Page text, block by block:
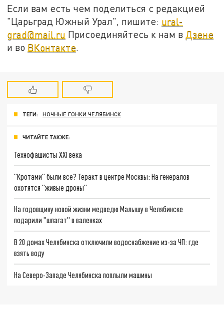
Если вам есть чем поделиться с редакцией
"Царьград Южный Урал", пишите: ural-
grad@mail.ru Присоединяйтесь к нам в Дзене
и во ВКонтакте.
ТЕГИ: НОЧНЫЕ ГОНКИ ЧЕЛЯБИНСК
ЧИТАЙТЕ ТАКЖЕ:
Технофашисты XXI века
"Кротами" были все? Теракт в центре Москвы: На генералов
охотятся "живые дроны"
На годовщину новой жизни медведю Малышу в Челябинске
подарили "шпагат" в валенках
В 20 домах Челябинска отключили водоснабжение из-за ЧП: где
взять воду
На Северо-Западе Челябинска поплыли машины